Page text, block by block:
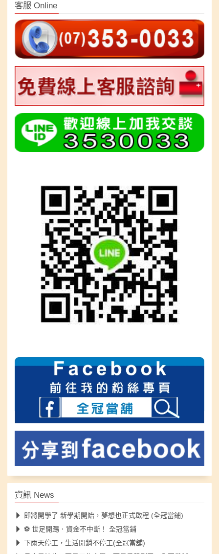
客服 Online
資訊 News
即將開學了 新學期開始，夢想也正式啟程 (全冠當鋪)
⚽ 世足開踢．資金不中斷！ 全冠當鋪
下雨天停工，生活開銷不停工(全冠當舖)